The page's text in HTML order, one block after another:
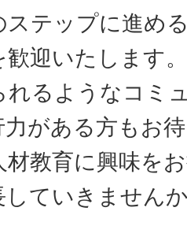
ステップに進め
歓迎いたします
れるようなコミ
がある方もお
教育に興味を
していきません